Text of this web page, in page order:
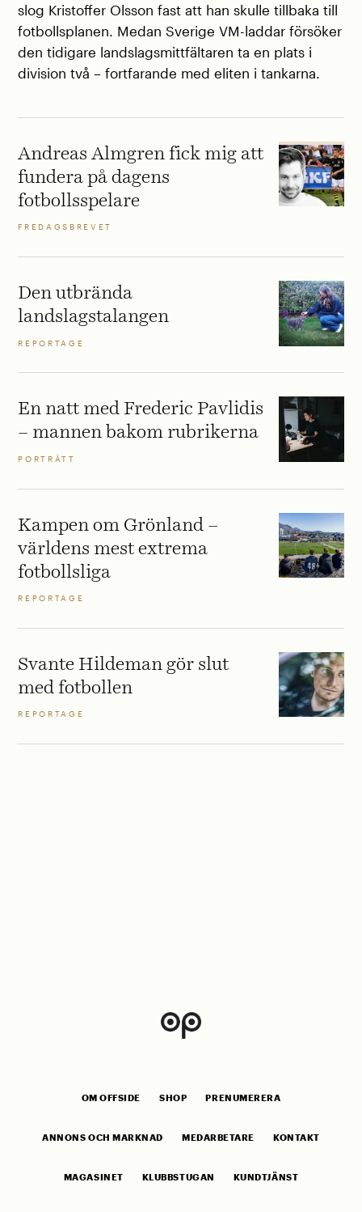
slog Kristoffer Olsson fast att han skulle tillbaka till
fotbollsplanen. Medan Sverige VM-laddar försöker
den tidigare landslagsmittfältaren ta en plats i
division två – fortfarande med eliten i tankarna.
Andreas Almgren fick mig att
fundera på dagens
fotbollsspelare
FREDAGSBREVET
Den utbrända
landslagstalangen
REPORTAGE
En natt med Frederic Pavlidis
– mannen bakom rubrikerna
PORTRÄTT
Kampen om Grönland –
världens mest extrema
fotbollsliga
REPORTAGE
Svante Hildeman gör slut
med fotbollen
REPORTAGE
OM OFFSIDE SHOP PRENUMERERA
ANNONS OCH MARKNAD MEDARBETARE KONTAKT
MAGASINET KLUBBSTUGAN KUNDTJÄNST